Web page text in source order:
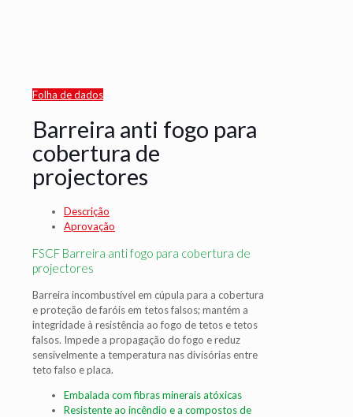
Folha de dados
Barreira anti fogo para
cobertura de
projectores
Descrição
Aprovação
FSCF Barreira anti fogo para cobertura de
projectores
Barreira incombustível em cúpula para a cobertura
e proteção de faróis em tetos falsos; mantém a
integridade à resistência ao fogo de tetos e tetos
falsos. Impede a propagação do fogo e reduz
sensivelmente a temperatura nas divisórias entre
teto falso e placa.
Embalada com fibras minerais atóxicas
Resistente ao incêndio e a compostos de